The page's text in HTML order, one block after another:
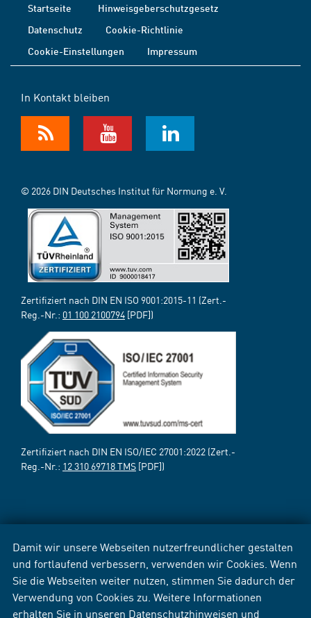
Damit wir unsere Webseiten nutzerfreundlicher gestalten
und fortlaufend verbessern, verwenden wir Cookies. Wenn
Sie die Webseiten weiter nutzen, stimmen Sie dadurch der
Verwendung von Cookies zu. Weitere Informationen
erhalten Sie in unseren Datenschutzhinweisen und
Startseite
Hinweisgeberschutzgesetz
Datenschutz
Cookie-Richtlinie
Cookie-Einstellungen
Impressum
In Kontakt bleiben
© 2026 DIN Deutsches Institut für Normung e. V.
Zertifiziert nach DIN EN ISO 9001:2015-11 (Zert.-
Reg.-Nr.: 01 100 2100794 [PDF])
Zertifiziert nach DIN EN ISO/IEC 27001:2022 (Zert.-
Reg.-Nr.: 12 310 69718 TMS [PDF])